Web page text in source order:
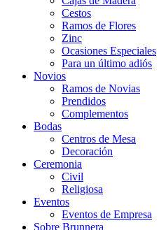
Cestos
Ramos de Flores
Zinc
Ocasiones Especiales
Para un último adiós
Novios
Ramos de Novias
Prendidos
Complementos
Bodas
Centros de Mesa
Decoración
Ceremonia
Civil
Religiosa
Eventos
Eventos de Empresa
Sobre Brunnera